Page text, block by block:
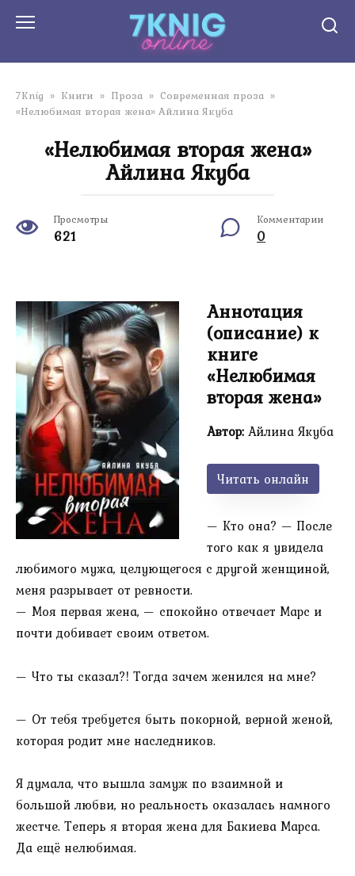
7Knig » Книги » Проза » Современная проза »
«Нелюбимая вторая жена» Айлина Якуба
«Нелюбимая вторая жена»
Айлина Якуба
Просмотры
621
Комментарии
0
Аннотация
(описание) к
книге
«Нелюбимая
вторая жена»
Автор:Айлина Якуба
Читать онлайн
— Кто она? — После
того как я увидела
любимого мужа, целующегося с другой женщиной,
меня разрывает от ревности.
— Моя первая жена, — спокойно отвечает Марс и
почти добивает своим ответом.
— Что ты сказал?! Тогда зачем женился на мне?
— От тебя требуется быть покорной, верной женой,
которая родит мне наследников.
Я думала, что вышла замуж по взаимной и
большой любви, но реальность оказалась намного
жестче. Теперь я вторая жена для Бакиева Марса.
Да ещё нелюбимая.